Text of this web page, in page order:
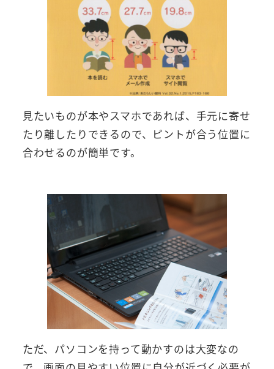
見たいものが本やスマホであれば、手元に寄せ
たり離したりできるので、ピントが合う位置に
合わせるのが簡単です。
ただ、パソコンを持って動かすのは大変なの